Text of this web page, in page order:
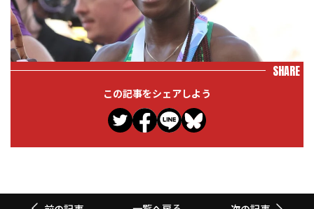
SHARE
この記事をシェアしよう